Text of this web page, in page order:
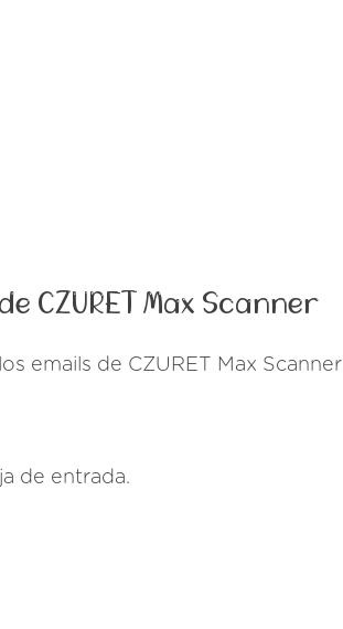
CZURET Max Scanner
emails de CZURET Max Scanner
de entrada.